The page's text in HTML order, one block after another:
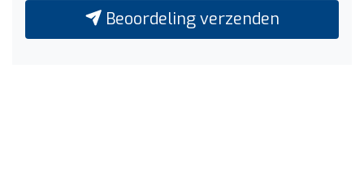
Beoordeling verzenden